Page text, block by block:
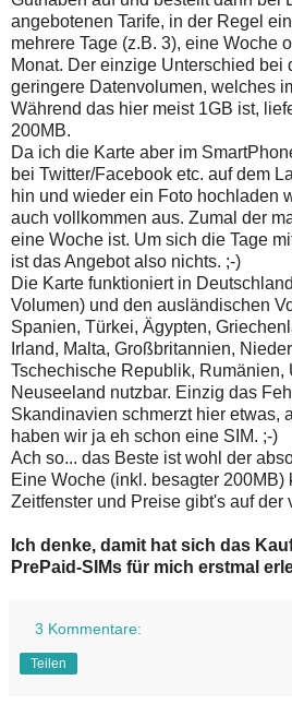
angebotenen Tarife, in der Regel
mehrere Tage (z.B. 3), eine Woche
Monat. Der einzige Unterschied bei
geringere Datenvolumen, welches
Während das hier meist 1GB ist,
200MB.
Da ich die Karte aber im
bei Twitter/Facebook etc. auf dem
hin und wieder ein Foto hochladen
auch vollkommen aus. Zumal der
eine Woche ist. Um sich die Tage
ist das Angebot also nichts. ;-)
Die Karte funktioniert in
Volumen) und den ausländischen
Spanien, Türkei, Ägypten,
Irland, Malta, Großbritannien,
Tschechische Republik, Rumänien,
Neuseeland nutzbar. Einzig das
Skandinavien schmerzt hier etwas,
haben wir ja eh schon eine SIM. ;-)
Ach so... das Beste ist wohl der
Eine Woche (inkl. besagter 200MB)
Zeitfenster und Preise gibt's auf der
Ich denke, damit hat sich das
PrePaid-SIMs für mich erstmal
3 Kommentare:
Teilen